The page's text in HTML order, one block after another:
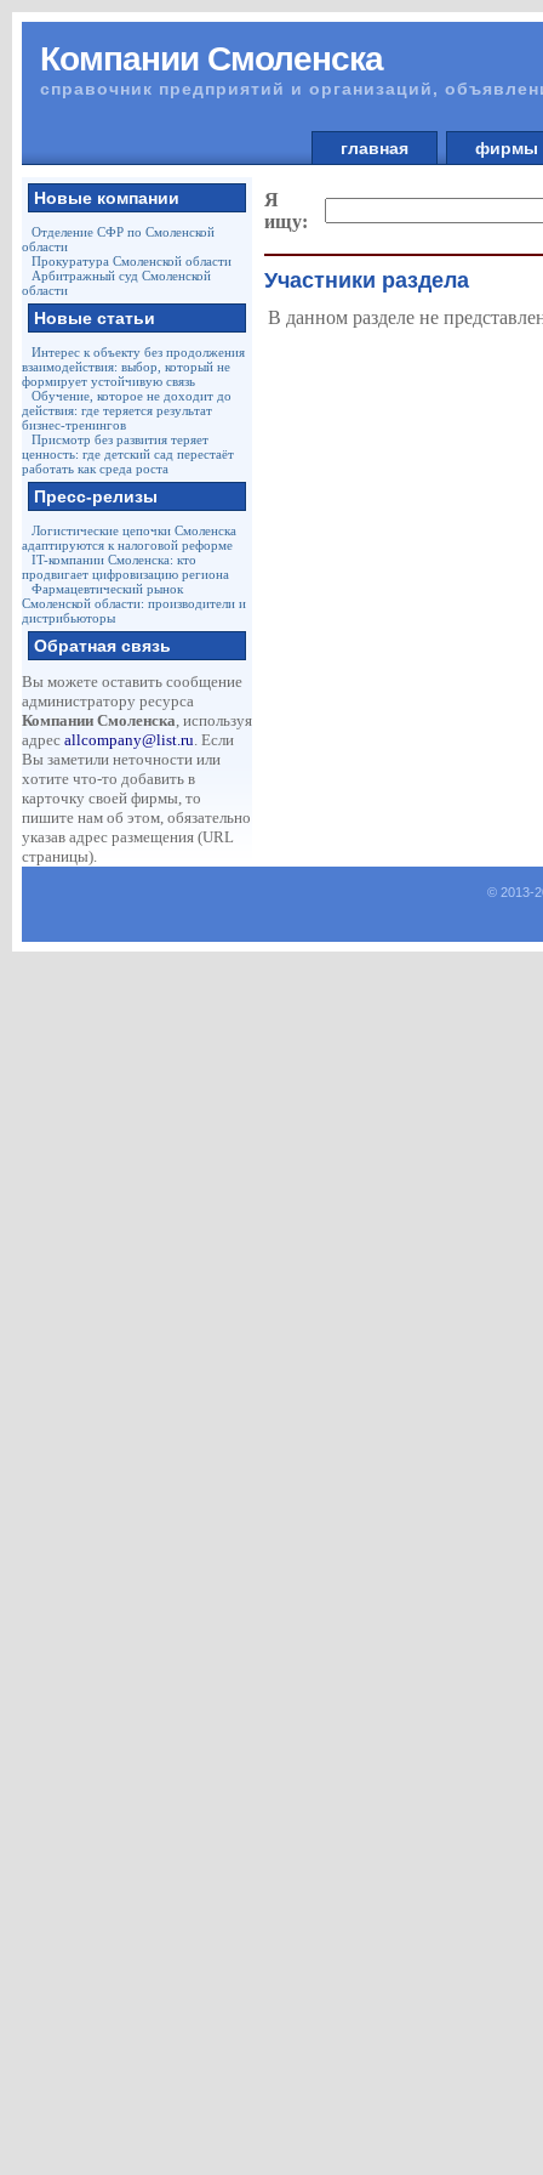
Компании Смоленска
справочник предприятий и организаций,
главная
Новые компании
Отделение СФР по Смоленской
области
Прокуратура Смоленской области
Арбитражный суд Смоленской
области
Новые статьи
Интерес к объекту без продолжения
взаимодействия: выбор, который не
формирует устойчивую связь
Обучение, которое не доходит до
действия: где теряется результат
бизнес-тренингов
Присмотр без развития теряет
ценность: где детский сад перестаёт
работать как среда роста
Пресс-релизы
Логистические цепочки Смоленска
адаптируются к налоговой реформе
IT-компании Смоленска: кто
продвигает цифровизацию региона
Фармацевтический рынок
Смоленской области: производители и
дистрибьюторы
Обратная связь
Вы можете оставить сообщение
администратору ресурса
Компании Смоленска, используя
адрес allcompany@list.ru. Если
Вы заметили неточности или
хотите что-то добавить в
карточку своей фирмы, то
пишите нам об этом, обязательно
указав адрес размещения (URL
страницы).
Я
ищу:
Участники раздела
В данном разделе не
© 2013-